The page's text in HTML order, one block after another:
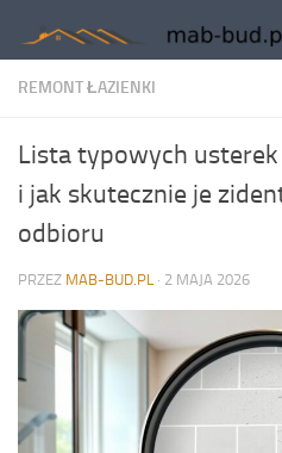
Skip to content
REMONT ŁAZIENKI
Lista typowych usterek
i jak skutecznie je
odbioru
PRZEZ MAB-BUD.PL · 2 MAJA 2026